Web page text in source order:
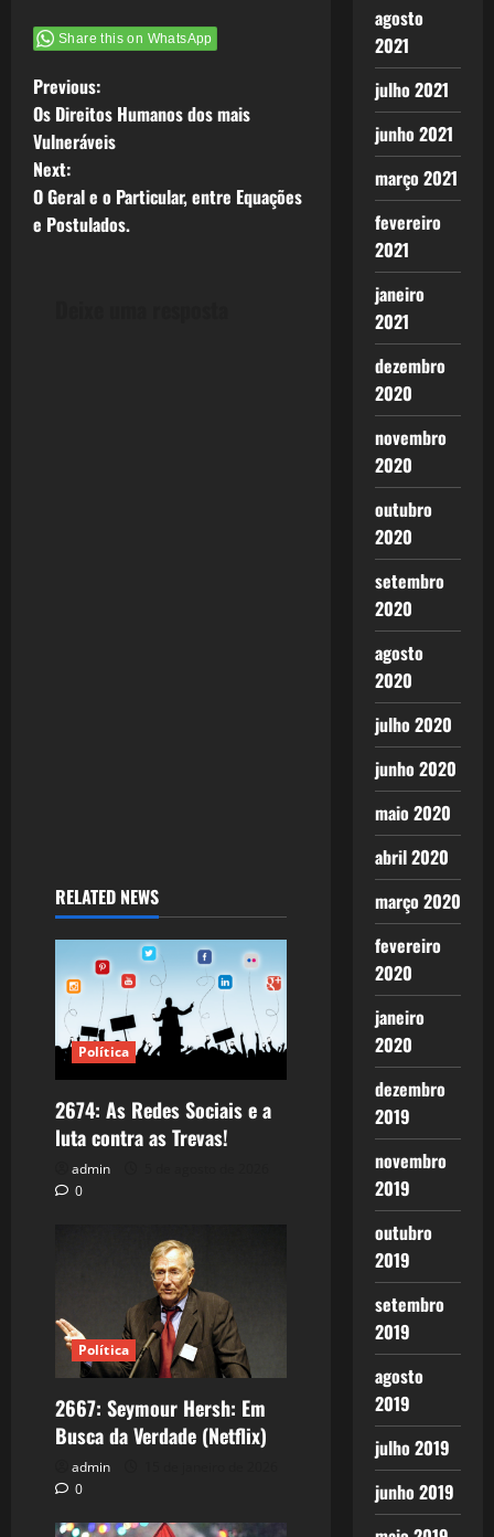
Share this on WhatsApp
P
o
s
t
Previous:
Os Direitos Humanos dos mais
Vulneráveis
Next:
O Geral e o Particular, entre Equações
e Postulados.
RELATED NEWS
Política
2674: As Redes Sociais e a
luta contra as Trevas!
admin
0
Política
2667: Seymour Hersh: Em
Busca da Verdade (Netflix)
admin
0
agosto
2021
julho 2021
junho 2021
março 2021
fevereiro
2021
janeiro
2021
dezembro
2020
novembro
2020
outubro
2020
setembro
2020
agosto
2020
julho 2020
junho 2020
maio 2020
abril 2020
março 2020
fevereiro
2020
janeiro
2020
dezembro
2019
novembro
2019
outubro
2019
setembro
2019
agosto
2019
julho 2019
junho 2019